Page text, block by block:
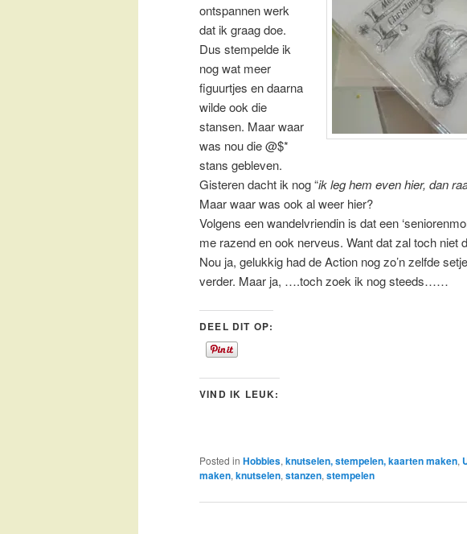
ontspannen werk
dat ik graag doe.
Dus stempelde ik
nog wat meer
figuurtjes en daarna
wilde ook die
stansen. Maar waar
was nou die @$*
stans gebleven.
Gisteren dacht ik nog “ik leg hem even hier, dan
Maar waar was ook al weer hier?
Volgens een wandelvriendin is dat een
me razend en ook nerveus. Want dat zal toch
Nou ja, gelukkig had de Action nog zo’n zelfde
verder. Maar ja, ….toch zoek ik nog steeds……
DEEL DIT OP:
VIND IK LEUK:
Posted in Hobbies, knutselen, stempelen, kaarten maken,
maken, knutselen, stanzen, stempelen